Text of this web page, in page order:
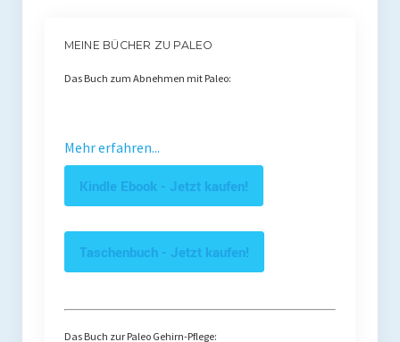
MEINE BÜCHER ZU PALEO
Das Buch zum Abnehmen mit Paleo:
Mehr erfahren...
Kindle Ebook - Jetzt kaufen!
Taschenbuch - Jetzt kaufen!
Das Buch zur Paleo Gehirn-Pflege: